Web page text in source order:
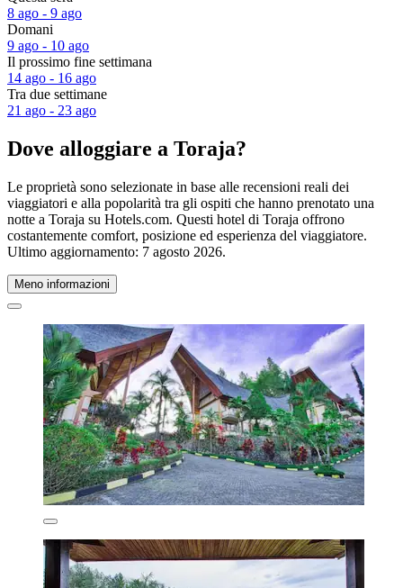
8 ago - 9 ago
Domani
9 ago - 10 ago
Il prossimo fine settimana
14 ago - 16 ago
Tra due settimane
21 ago - 23 ago
Dove alloggiare a Toraja?
Le proprietà sono selezionate in base alle recensioni reali dei
viaggiatori e alla popolarità tra gli ospiti che hanno prenotato una
notte a Toraja su Hotels.com. Questi hotel di Toraja offrono
costantemente comfort, posizione ed esperienza del viaggiatore.
Ultimo aggiornamento: 7 agosto 2026.
Meno informazioni